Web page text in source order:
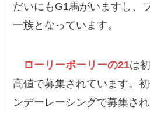
だいにもG1馬がいますし、
一族となっています。
ローリーポーリーの21は
高値で募集されています。
ンデーレーシングで募集さ